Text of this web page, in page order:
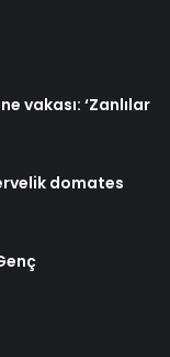
vakası: ‘Zanlılar
domates